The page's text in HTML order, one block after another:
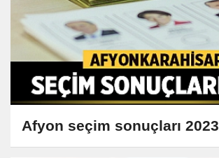
Afyon seçim sonuçları 2023